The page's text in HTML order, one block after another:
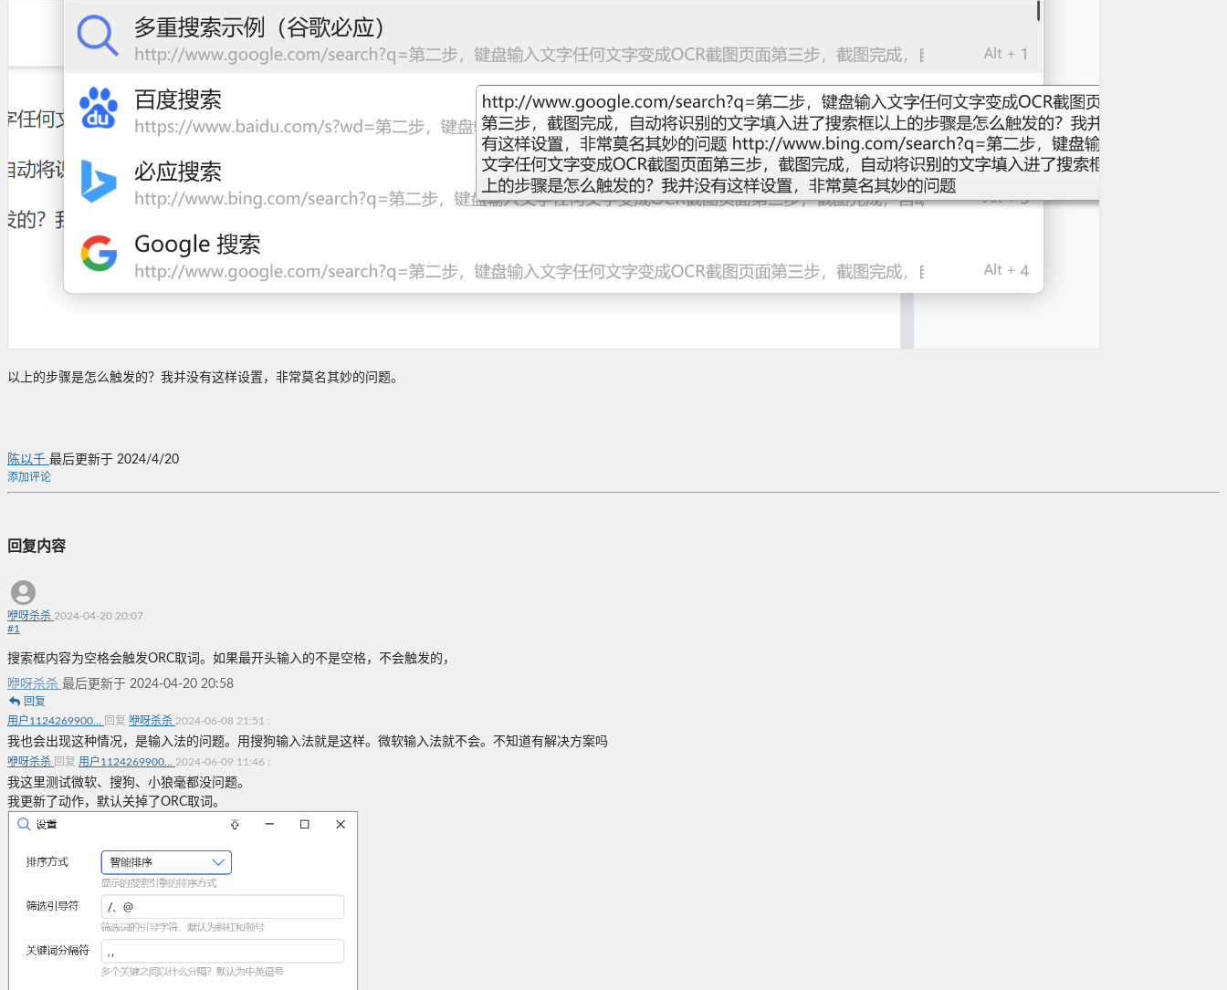
以上的步骤是怎么触发的？我并没有这样设置，非常莫名其妙的问题。
陈以千 最后更新于 2024/4/20
添加评论
回复内容
咿呀杀杀 2024-04-20 20:07
#1
搜索框内容为空格会触发ORC取词。如果最开头输入的不是空格，不会触发的，
咿呀杀杀 最后更新于 2024-04-20 20:58
回复
用户1124269900...
回复 咿呀杀杀 2024-06-08 21:51 :
我也会出现这种情况，是输入法的问题。用搜狗输入法就是这样。微软输入法就不会。不知道有解决方案吗
咿呀杀杀 回复 用户1124269900... 2024-06-09 11:46 :
我这里测试微软、搜狗、小狼毫都没问题。
我更新了动作，默认关掉了ORC取词。